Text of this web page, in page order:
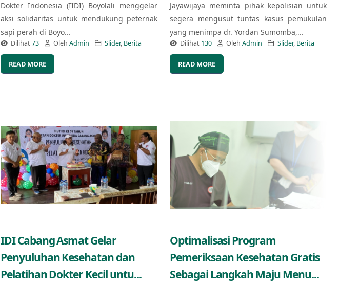
Dokter Indonesia (IIDI) Boyolali menggelar
aksi solidaritas untuk mendukung peternak
sapi perah di Boyo...
Dilihat73 Oleh Admin Slider, Berita
READ MORE
Jayawijaya meminta pihak kepolisian untuk
segera mengusut tuntas kasus pemukulan
yang menimpa dr. Yordan Sumomba,...
Dilihat 130 Oleh Admin Slider, Berita
READ MORE
IDI Cabang Asmat Gelar
Penyuluhan Kesehatan dan
Pelatihan Dokter Kecil untu...
Optimalisasi Program
Pemeriksaan Kesehatan Gratis
Sebagai Langkah Maju Menu...